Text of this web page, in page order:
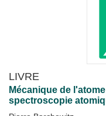
LIVRE
Mécanique de
spectroscopie